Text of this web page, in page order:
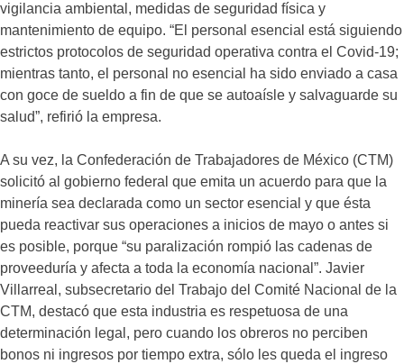
vigilancia ambiental, medidas de seguridad física y
mantenimiento de equipo. “El personal esencial está siguiendo
estrictos protocolos de seguridad operativa contra el Covid-19;
mientras tanto, el personal no esencial ha sido enviado a casa
con goce de sueldo a fin de que se autoaísle y salvaguarde su
salud”, refirió la empresa.
A su vez, la Confederación de Trabajadores de México (CTM)
solicitó al gobierno federal que emita un acuerdo para que la
minería sea declarada como un sector esencial y que ésta
pueda reactivar sus operaciones a inicios de mayo o antes si
es posible, porque “su paralización rompió las cadenas de
proveeduría y afecta a toda la economía nacional”. Javier
Villarreal, subsecretario del Trabajo del Comité Nacional de la
CTM, destacó que esta industria es respetuosa de una
determinación legal, pero cuando los obreros no perciben
bonos ni ingresos por tiempo extra, sólo les queda el ingreso